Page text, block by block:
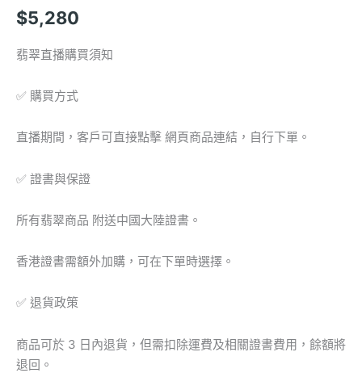
$5,280
翡翠直播購買須知
✅ 購買方式
直播期間，客戶可直接點擊 網頁商品連結，自行下單。
✅ 證書與保證
所有翡翠商品 附送中國大陸證書。
香港證書需額外加購，可在下單時選擇。
✅ 退貨政策
商品可於 3 日內退貨，但需扣除運費及相關證書費用，餘額將
退回。
公
翠
數